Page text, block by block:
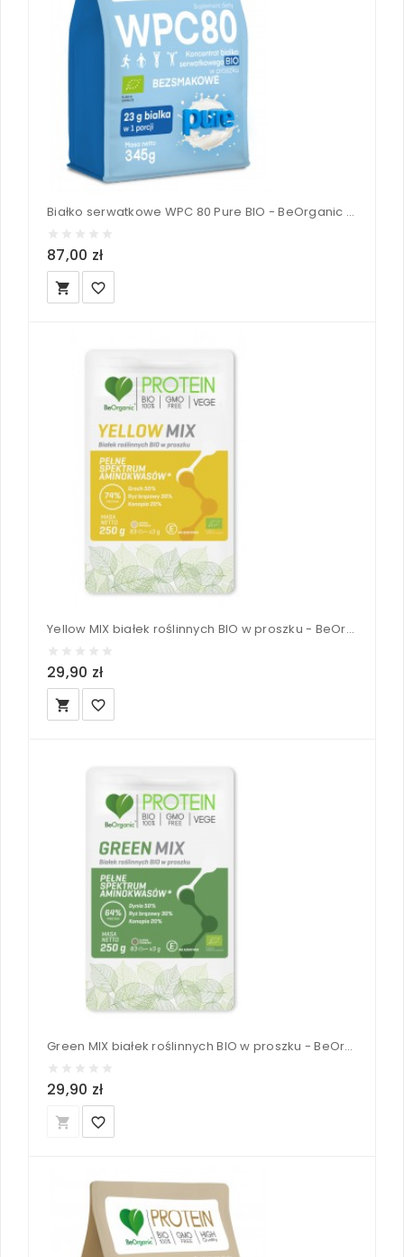
Białko serwatkowe WPC 80 Pure BIO - BeOrganic 345 g
87,00 zł
local_grocery_store favorite_border
Yellow MIX białek roślinnych BIO w proszku - BeOrganic 250 g
29,90 zł
local_grocery_store favorite_border
Green MIX białek roślinnych BIO w proszku - BeOrganic 250 g
29,90 zł
local_grocery_store favorite_border